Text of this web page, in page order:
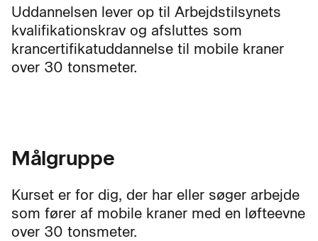
Uddannelsen lever op til Arbejdstilsynets
kvalifikationskrav og afsluttes som
krancertifikatuddannelse til mobile kraner
over 30 tonsmeter.
Målgruppe
Kurset er for dig, der har eller søger arbejde
som fører af mobile kraner med en løfteevne
over 30 tonsmeter.